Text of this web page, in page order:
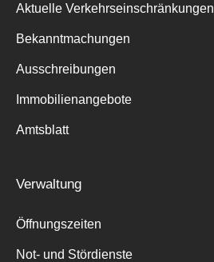
für:
Aktuelle Verkehrseinschränkungen
Bekanntmachungen
Ausschreibungen
Immobilienangebote
Amtsblatt
Verwaltung
Öffnungszeiten
Not- und Stördienste